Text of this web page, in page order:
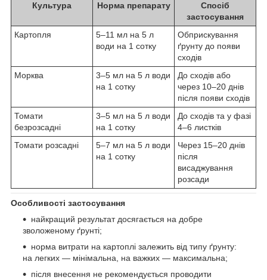
Культура Норма препарату
Спосіб
застосування
Картопля
5–11 мл на 5 л
води на 1 сотку
Обприскування
ґрунту до появи
сходів
Морква
3–5 мл на 5 л води
на 1 сотку
До сходів або
через 10–20 днів
після появи сходів
Томати
безрозсадні
3–5 мл на 5 л води
на 1 сотку
До сходів та у фазі
4–6 листків
Томати розсадні
5–7 мл на 5 л води
на 1 сотку
Через 15–20 днів
після
висаджування
розсади
Особливості застосування
найкращий результат досягається на добре
зволоженому ґрунті;
норма витрати на картоплі залежить від типу ґрунту:
на легких — мінімальна, на важких — максимальна;
після внесення не рекомендується проводити